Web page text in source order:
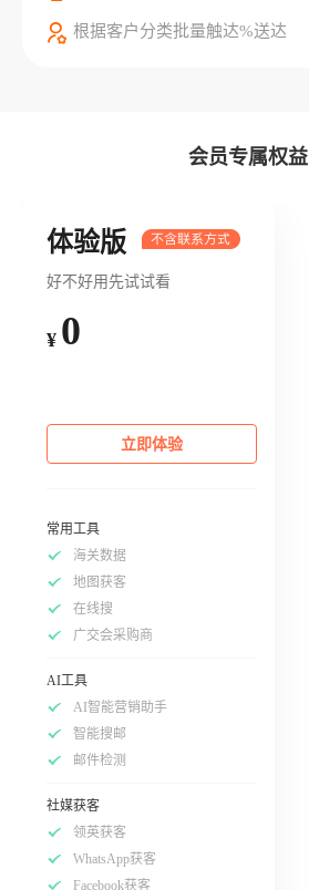
根据客户分类批量触达%送达
会员专属权益
体验版
好不好用先试试看
¥ 0
立即体验
常用工具
海关数据
地图获客
在线搜
广交会采购商
AI工具
AI智能营销助手
智能搜邮
邮件检测
社媒获客
领英获客
WhatsApp获客
Facebook获客